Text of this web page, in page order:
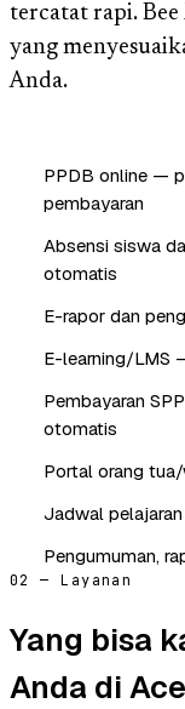
tercatat rapi.
yang
Anda.
PPDB online —
pembayaran
Absensi siswa
otomatis
E-rapor dan
E-learning/LMS
Pembayaran
otomatis
Portal orang
Jadwal
Pengumuman,
02 — Layanan
Yang bisa
Anda di